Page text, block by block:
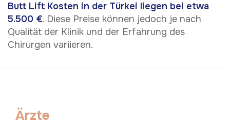
Butt Lift Kosten in der Türkei liegen bei etwa
5.500 €. Diese Preise können jedoch je nach
Qualität der Klinik und der Erfahrung des
Chirurgen variieren.
Ärzte